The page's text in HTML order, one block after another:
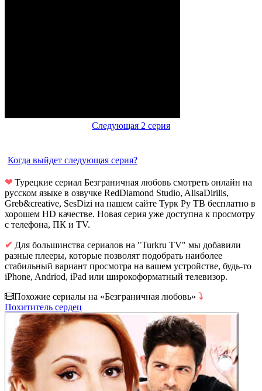
Следующая 2 серия
Когда выйдет следующая серия?
❤Турецкие сериал Безграничная любовь смотреть онлайн на
русском языке в озвучке RedDiamond Studio, AlisaDirilis,
Greb&creative, SesDizi на нашем сайте Турк Ру ТВ бесплатно в
хорошем HD качестве. Новая серия уже доступна к просмотру
с телефона, ПК и TV.
✔ Для большинства сериалов на "Turkru TV" мы добавили
разные плееры, которые позволят подобрать наиболее
стабильный вариант просмотра на вашем устройстве, будь-то
iPhone, Andriod, iPad или широкоформатный телевизор.
Похожие сериалы на «Безграничная любовь» ⤵
Похититель сердец